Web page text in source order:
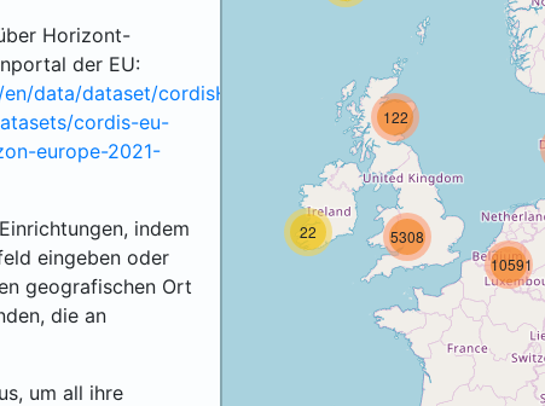
Horizont-
der EU:
data/dataset/cordisH2020projects.
cordis-eu-
europe-2021-
indem
eingeben oder
geografischen Ort
die an
um all ihre
22
122
5308
10591